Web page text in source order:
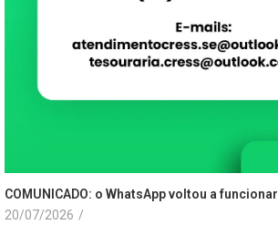
COMUNICADO: o WhatsApp voltou a funcionar
20/07/2026 /